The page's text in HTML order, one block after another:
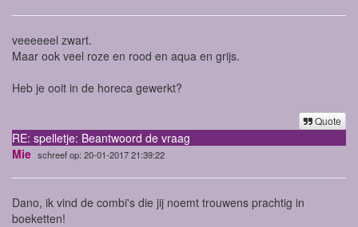
veeeeeel zwart.
Maar ook veel roze en rood en aqua en grijs.
Heb je ooit in de horeca gewerkt?
Quote
RE: spelletje: Beantwoord de vraag
Mie schreef op: 20-01-2017 21:39:22
Dano, ik vind de combi's die jij noemt trouwens prachtig in
boeketten!